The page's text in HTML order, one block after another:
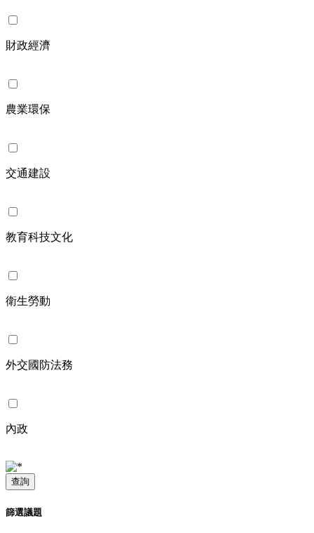
財政經濟
農業環保
交通建設
教育科技文化
衛生勞動
外交國防法務
內政
查詢
篩選議題